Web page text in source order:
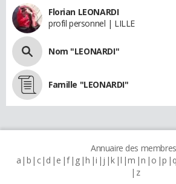
Florian LEONARDI
profil personnel | LILLE
Nom "LEONARDI"
Famille "LEONARDI"
Annuaire des
a b c d e f g h i j k l m n o p q
z